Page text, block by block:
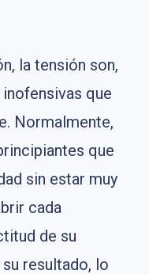
la tensión son,
que
Normalmente,
que
sin estar muy
cada
de su
resultado, lo